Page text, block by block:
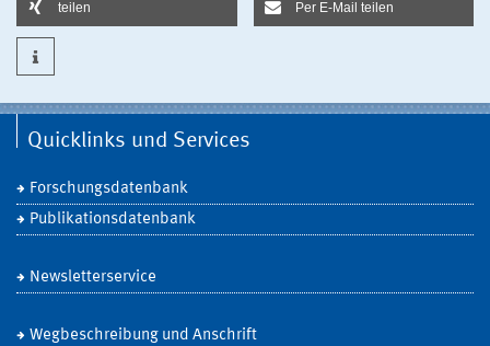
teilen Per E-Mail teilen
Quicklinks und Services
Forschungsdatenbank
Publikationsdatenbank
Newsletterservice
Wegbeschreibung und Anschrift